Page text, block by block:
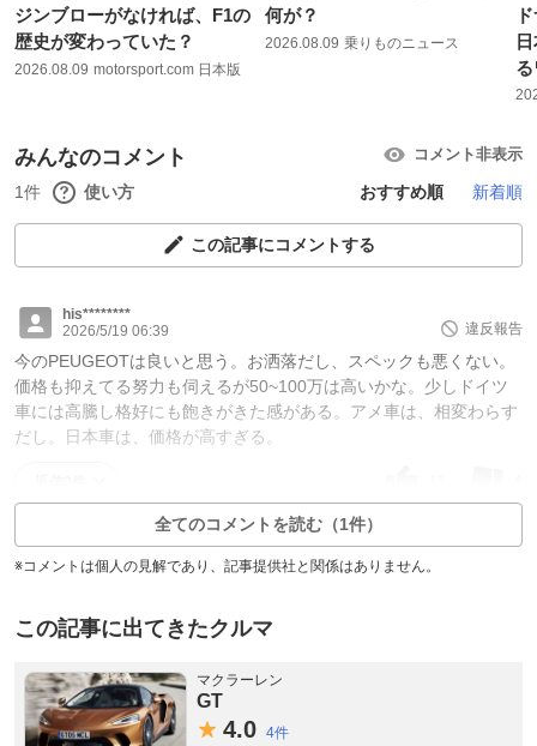
ジンブローがなければ、F1の
歴史が変わっていた？
2026.08.09 motorsport.com 日本版
何が？
2026.08.09 乗りものニュース
みんなのコメント コメント非表示
1件 使い方 おすすめ順 新着順
この記事にコメントする
his********
2026/5/19 06:39
違反報告
今のPEUGEOTは良いと思う。お洒落だし、スペックも悪くない。
価格も抑えてる努力も伺えるが50~100万は高いかな。少しドイツ
車には高騰し格好にも飽きがきた感がある。アメ車は、相変わらす
だし。日本車は、価格が高すぎる。
全てのコメントを読む（1件）
※コメントは個人の見解であり、記事提供社と関係はありません。
この記事に出てきたクルマ
マクラーレン
GT
4.0 4件